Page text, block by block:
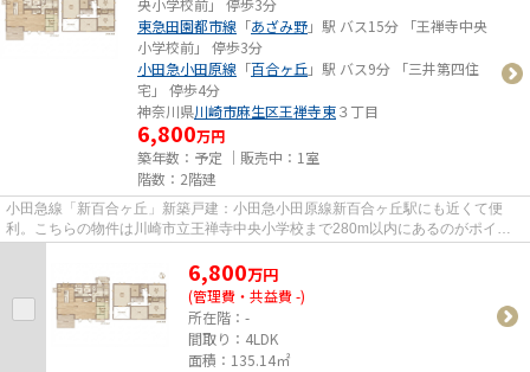
央小学校前」 停歩3分
東急田園都市線 「あざみ野」駅 バス15分 「王禅寺中央
小学校前」 停歩3分
小田急小田原線 「百合ヶ丘」駅 バス9分 「三井第四住
宅」 停歩4分
神奈川県川崎市麻生区王禅寺東３丁目
6,800万円
築年数：予定 ｜販売中： 1室
階数：2階建
小田急線「新百合ヶ丘」新築戸建：小田急小田原線新百合ヶ丘駅にも近くて便
利。こちらの物件は川崎市立王禅寺中央小学校まで280m以内にあるのがポイン
6,800万円
(管理費・共益費 -)
所在階：-
間取り：4LDK
面積：135.14㎡